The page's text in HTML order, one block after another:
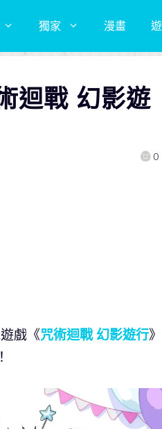
獨家 漫畫
迴戰 幻影遊
0
戲《咒術迴戰 幻影遊行》